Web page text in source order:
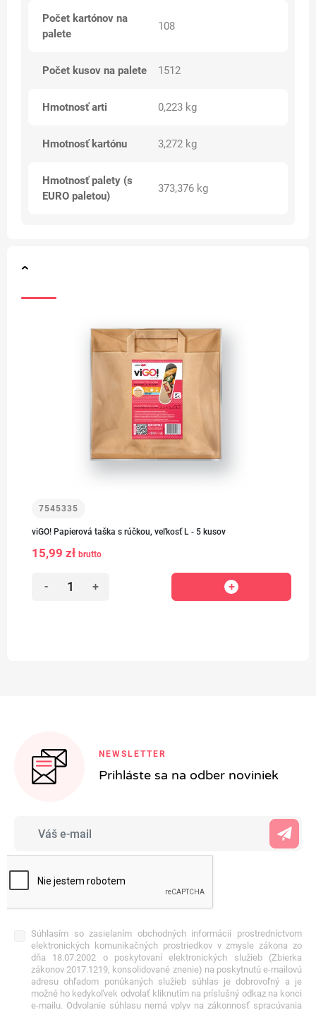
Počet kartónov na
palete
108
Počet kusov na palete 1512
Hmotnosť arti 0,223 kg
Hmotnosť kartónu 3,272 kg
Hmotnosť palety (s
EURO paletou)
373,376 kg
7545335
viGO! Papierová taška s rúčkou, veľkosť L - 5 kusov
15,99 zł brutto
- +
NEWSLETTER
Prihláste sa na odber noviniek
Súhlasím so zasielaním obchodných informácií prostredníctvom
elektronických komunikačných prostriedkov v zmysle zákona zo
dňa 18.07.2002 o poskytovaní elektronických služieb (Zbierka
zákonov 2017.1219, konsolidované znenie) na poskytnutú e-mailovú
adresu ohľadom ponúkaných služieb súhlas je dobrovoľný a je
možné ho kedykoľvek odvolať kliknutím na príslušný odkaz na konci
e-mailu. Odvolanie súhlasu nemá vplyv na zákonnosť spracúvania